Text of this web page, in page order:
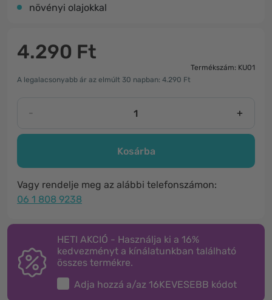
növényi olajokkal
4.290 Ft
Termékszám: KU01
A legalacsonyabb ár az elmúlt 30 napban: 4.290 Ft
- +
Kosárba
Vagy rendelje meg az alábbi telefonszámon:
06 1 808 9238
HETI AKCIÓ - Használja ki a 16%
kedvezményt a kínálatunkban található
összes termékre.
Adja hozzá a/az 16KEVESEBB kódot